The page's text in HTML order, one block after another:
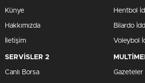
Künye
Hakkımızda
İletişim
Hentbol
Bilardo
Voleybol
SERVİSLER 2
Canlı Borsa Gazeteler